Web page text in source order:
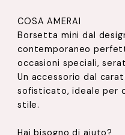
COSA AMERAI
Borsetta mini dal
contemporaneo
occasioni speciali,
Un accessorio dal
sofisticato, ideale per
stile.
Hai bisogno di aiuto?